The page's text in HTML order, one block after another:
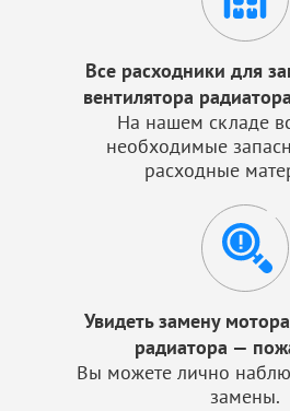
Все расходники для
вентилятора
На нашем складе
необходимые
расходные
Увидеть замену
радиатора —
Вы можете лично
замены.